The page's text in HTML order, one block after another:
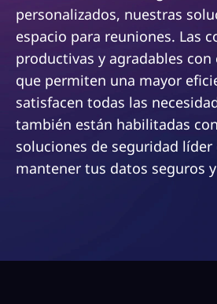
n
p
a
personalizados, nuestras
espacio para reuniones. Las
productivas y agradables
que permiten una mayor
satisfacen todas las
también están habilitadas
soluciones de seguridad
mantener tus datos seguros